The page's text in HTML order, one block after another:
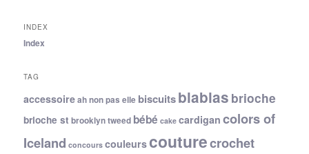
INDEX
Index
TAG
accessoireah non pas elle biscuitsblablas brioche
brioche st brooklyn tweed bébé cake cardigan colors of
Iceland concours couleurscouturecrochet